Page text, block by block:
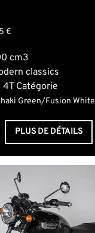
€
cm3
classics
Catégorie
Green/Fusion White
PLUS DE DÉTAILS